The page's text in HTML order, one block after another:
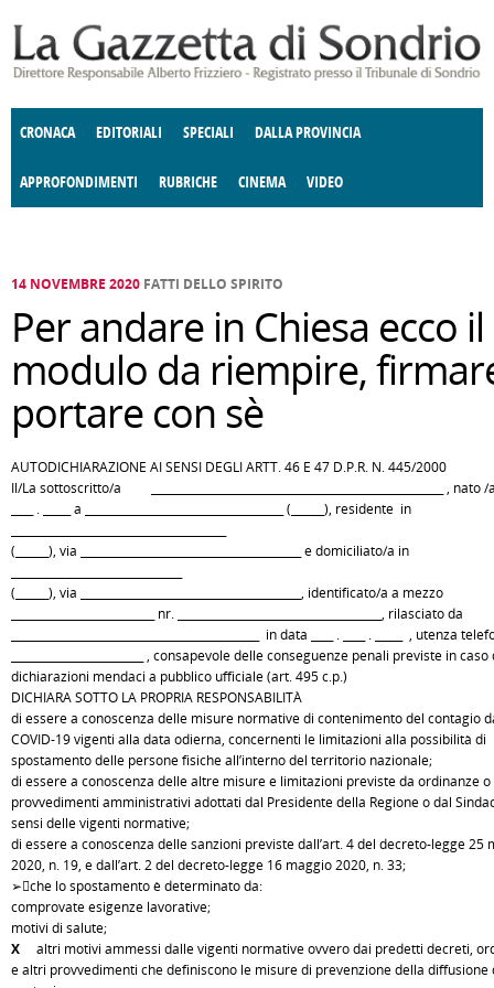
CRONACA EDITORIALI SPECIALI DALLA PROVINCIA
APPROFONDIMENTI
E SPETTACOLI POLITICA
RUBRICHE
DELLE IDEE FATTI DELLO SPIRITO CCCVA
CINEMA VIDEO
14 NOVEMBRE 2020 FATTI DELLO SPIRITO
Per andare in Chiesa ecco il
modulo da riempire,
portare con sè
AUTODICHIARAZIONE AI SENSI DEGLI ARTT. 46 E 47 D.P.R. N. 445/2000
Il/La sottoscritto/a _____________________________________________________ , nato
____ . _____ a ____________________________________ (______), residente in
(______), via ________________________________________ e domiciliato/a in
(______), via ________________________________________, identificato/a a mezzo
__________________________ nr. _____________________________________, rilasciato da
_____________________________________________ in data ____ . ____ . _____ , utenza
________________________ , consapevole delle conseguenze penali previste in caso
dichiarazioni mendaci a pubblico ufficiale (art. 495 c.p.)
DICHIARA SOTTO LA PROPRIA RESPONSABILITÀ
di essere a conoscenza delle misure normative di contenimento del contagio
COVID-19 vigenti alla data odierna, concernenti le limitazioni alla possibilità di
spostamento delle persone fisiche all’interno del territorio nazionale;
di essere a conoscenza delle altre misure e limitazioni previste da ordinanze
provvedimenti amministrativi adottati dal Presidente della Regione o dal
sensi delle vigenti normative;
di essere a conoscenza delle sanzioni previste dall’art. 4 del decreto-legge 25
2020, n. 19, e dall’art. 2 del decreto-legge 16 maggio 2020, n. 33;
➢che lo spostamento è determinato da:
comprovate esigenze lavorative;
motivi di salute;
X altri motivi ammessi dalle vigenti normative ovvero dai predetti decreti,
e altri provvedimenti che definiscono le misure di prevenzione della diffusione